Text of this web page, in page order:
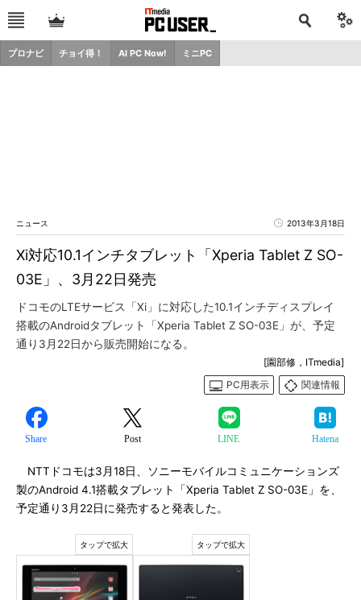
プロナビ チョイ得！ AI PC Now! ミニPC
ニュース 2013年3月18日
Xi対応10.1インチタブレット「Xperia Tablet Z SO-
03E」、3月22日発売
ドコモのLTEサービス「Xi」に対応した10.1インチディスプレイ
搭載のAndroidタブレット「Xperia Tablet Z SO-03E」が、予定
通り3月22日から販売開始になる。
[園部修，ITmedia]
PC用表示
関連情報
Share Post LINE Hatena
NTTドコモは3月18日、ソニーモバイルコミュニケーションズ
製のAndroid 4.1搭載タブレット「Xperia Tablet Z SO-03E」を、
予定通り3月22日に発売すると発表した。